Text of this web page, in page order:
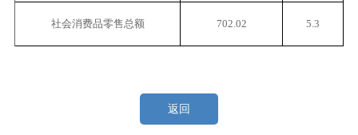
社会消费品零售总额 702.02 5.3
返回